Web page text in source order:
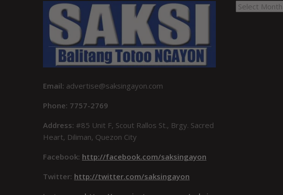
Email: advertise@saksingayon.com
Phone: 7757-2769
Address: #85 Unit F, Scout Rallos St., Brgy. Sacred
Heart, Diliman, Quezon City
Facebook: http://facebook.com/saksingayon
Twitter: http://twitter.com/saksingayon
Archives